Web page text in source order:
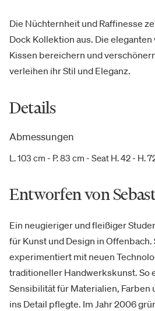
Die Nüchternheit und Raffinesse
Dock Kollektion aus. Die
Kissen bereichern und
verleihen ihr Stil und Eleganz.
Details
Abmessungen
L. 103 cm - P. 83 cm - Seat H. 42 - H.
Entworfen von
Ein neugieriger und fleißiger
für Kunst und Design in Offenbach.
experimentiert mit neuen
traditioneller Handwerkskunst. So
Sensibilität für Materialien, Farben
ins Detail pflegte. Im Jahr 2006